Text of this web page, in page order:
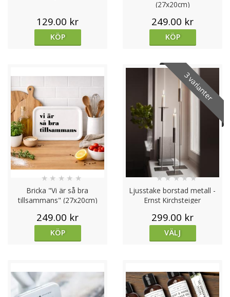
129.00 kr
KÖP
(27x20cm)
249.00 kr
KÖP
Bricka "Vi är så bra
tillsammans" (27x20cm)
★ ★ ★ ★ ★
249.00 kr
KÖP
3 varianter
Ljusstake borstad metall -
Ernst Kirchsteiger
★★★★★
299.00 kr
VÄLJ